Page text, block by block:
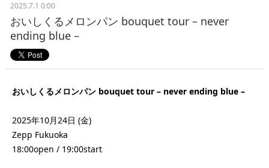
2025.7.1 0:00
おいしくるメロンパン bouquet tour – never
ending blue –
おいしくるメロンパン bouquet tour – never ending blue –
2025年10月24日 (金)
Zepp Fukuoka
18:00open / 19:00start